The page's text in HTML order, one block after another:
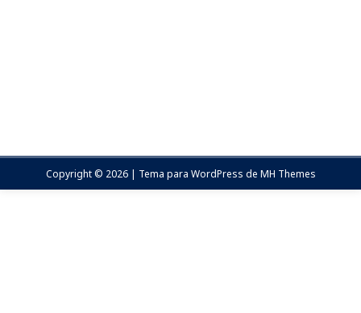
Copyright © 2026 | Tema para WordPress de MH Themes